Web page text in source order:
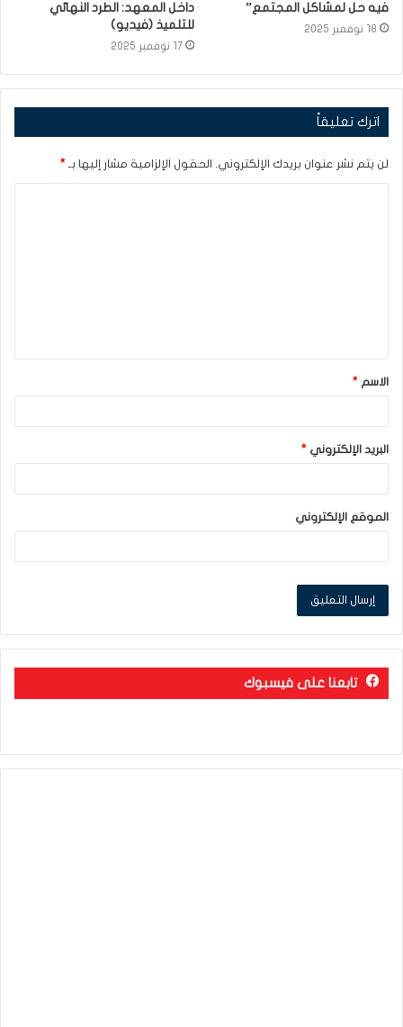
فيه حل لمشاكل المجتمع”
18 نوفمبر 2025
داخل المعهد: الطرد النهائي
للتلميذ (فيديو)
17 نوفمبر 2025
اترك تعليقاً
لن يتم نشر عنوان بريدك الإلكتروني. الحقول الإلزامية مشار إليها بـ *
ق
*الاسم *
البريد الإلكتروني *
الموقع الإلكتروني
تابعنا على فيسبوك